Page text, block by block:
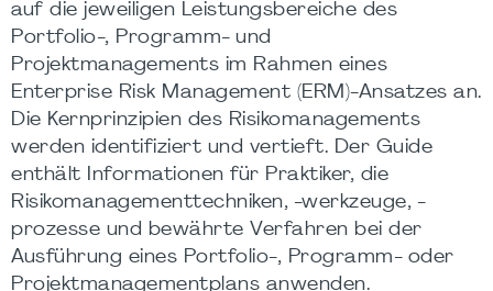
auf die jeweiligen Leistungsbereiche des
Portfolio-, Programm- und
Projektmanagements im Rahmen eines
Enterprise Risk Management (ERM)-Ansatzes an.
Die Kernprinzipien des Risikomanagements
werden identifiziert und vertieft. Der Guide
enthält Informationen für Praktiker, die
Risikomanagementtechniken, -werkzeuge, -
prozesse und bewährte Verfahren bei der
Ausführung eines Portfolio-, Programm- oder
Projektmanagementplans anwenden.